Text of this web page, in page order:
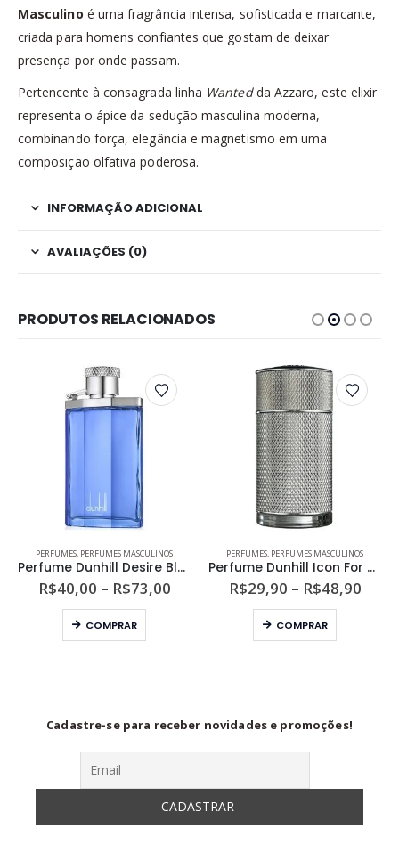
Masculino é uma fragrância intensa, sofisticada e marcante,
criada para homens confiantes que gostam de deixar
presença por onde passam.
Pertencente à consagrada linha Wantedda Azzaro, este elixir
representa o ápice da sedução masculina moderna,
combinando força, elegância e magnetismo em uma
composição olfativa poderosa.
INFORMAÇÃO ADICIONAL
AVALIAÇÕES (0)
PRODUTOS RELACIONADOS
Este produto tem várias variantes. As opções podem ser escolhidas na página do produto
PERFUMES, PERFUMES MASCULINOS
Perfume Dunhill Desire Blue Masculino Eau de Toilette
R$40,00 – R$73,00Faixa
COMPRAR
Este produto tem várias variantes. As opções podem ser escolhidas na página do produto
Este produto tem várias variantes. As opções podem ser escolhidas na página do produto
PERFUMES, PERFUMES MASCULINOS
Perfume Dunhill Icon For Men Masculino Eau de Parfum
R$29,90 – R$48,90Faixa
COMPRAR
Este produto tem várias variantes. As opções podem ser escolhidas na página do produto
Cadastre-se para receber novidades e promoções!